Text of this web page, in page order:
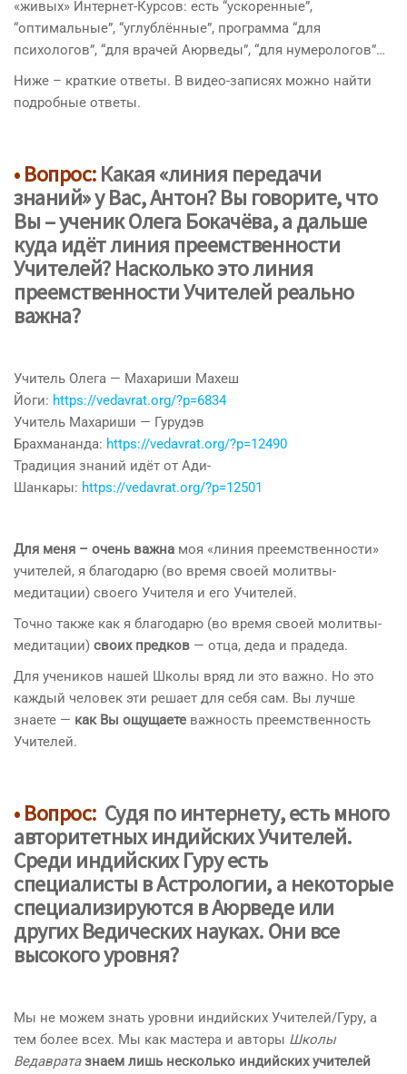
«живых» Интернет-Курсов: есть “ускоренные”,
“оптимальные”, “углублённые”, программа “для
психологов”, “для врачей Аюрведы”, “для нумерологов”…
Ниже – краткие ответы. В видео-записях можно найти
подробные ответы.
• Вопрос: Какая «линия передачи
знаний» у Вас, Антон? Вы говорите, что
Вы – ученик Олега Бокачёва, а дальше
куда идётлиния преемственности
Учителей?Насколько это линия
преемственности Учителей реально
важна?
Учитель Олега — Махариши Махеш
Йоги: https://vedavrat.org/?p=6834
Учитель Махариши — Гурудэв
Брахмананда: https://vedavrat.org/?p=12490
Традиция знаний идёт от Ади-
Шанкары: https://vedavrat.org/?p=12501
Для меня – очень важна моя «линия преемственности»
учителей, я благодарю (во время своей молитвы-
медитации) своего Учителя и его Учителей.
Точно также как я благодарю (во время своей молитвы-
медитации) своих предков — отца, деда и прадеда.
Для учеников нашей Школы вряд ли это важно. Но это
каждый человек эти решает для себя сам. Вы лучше
знаете — как Вы ощущаете важность преемственность
Учителей.
• Вопрос:Судя по интернету,есть много
авторитетных индийских Учителей.
Среди индийских Гуруесть
специалисты в Астрологии, а некоторые
специализируются в Аюрведе или
других Ведических науках. Они все
высокого уровня?
Мы не можем знать уровни индийских Учителей/Гуру, а
тем более всех. Мы как мастера и авторы Школы
Ведаврата знаем лишь несколько индийских учителей